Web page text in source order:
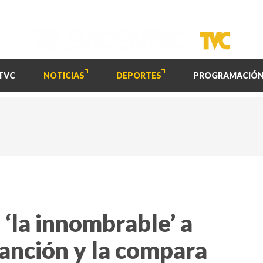
NOTICIAS DEPORTES PROGRAMACIÓN
innombrable’ a
y la compara